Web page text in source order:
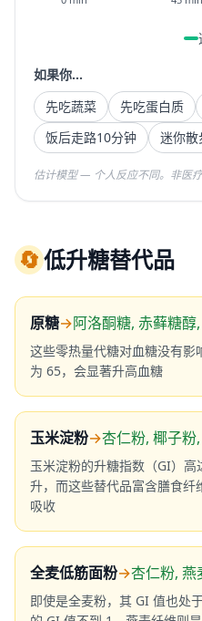
如果你...
先吃蔬菜
先吃蛋白质
饭后走路10分钟
迷你散
估计模型 — 个人反应不同。非医疗
🔄低升糖替代品
原糖→阿洛酮糖, 赤藓糖醇
这些零热量代糖对血糖没有
为 65，会显著升高血糖
玉米淀粉→杏仁粉, 椰子粉
玉米淀粉的升糖指数（GI）
升，而这些替代品富含膳食纤
吸收
全麦低筋面粉→杏仁粉, 燕
即使是全麦粉，其 GI 值也处